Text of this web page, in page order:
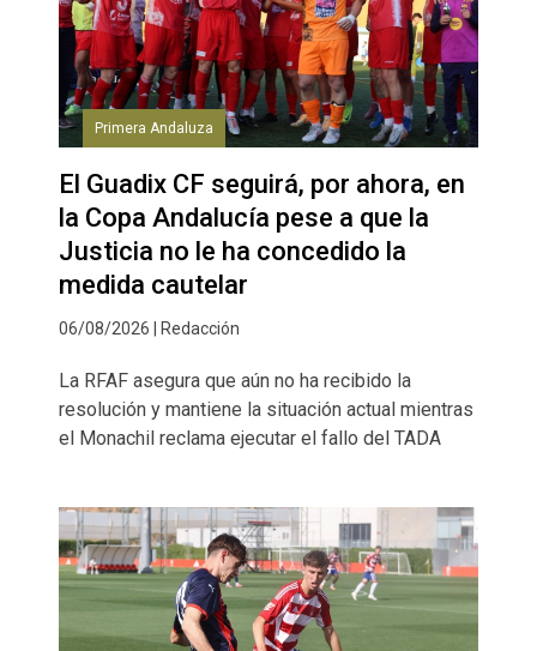
Primera Andaluza
El Guadix CF seguirá, por ahora, en
la Copa Andalucía pese a que la
Justicia no le ha concedido la
medida cautelar
06/08/2026 | Redacción
La RFAF asegura que aún no ha recibido la
resolución y mantiene la situación actual mientras
el Monachil reclama ejecutar el fallo del TADA